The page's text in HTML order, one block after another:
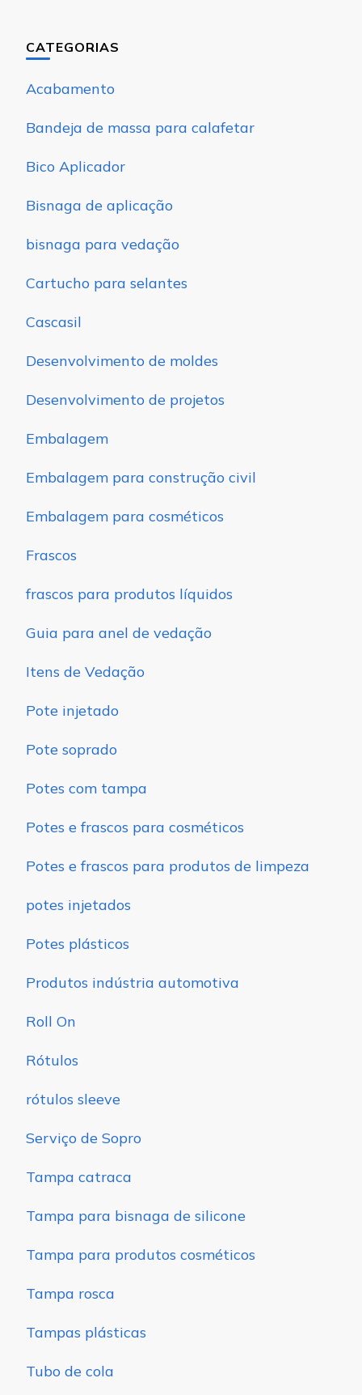
CATEGORIAS
Acabamento
Bandeja de massa para calafetar
Bico Aplicador
Bisnaga de aplicação
bisnaga para vedação
Cartucho para selantes
Cascasil
Desenvolvimento de moldes
Desenvolvimento de projetos
Embalagem
Embalagem para construção civil
Embalagem para cosméticos
Frascos
frascos para produtos líquidos
Guia para anel de vedação
Itens de Vedação
Pote injetado
Pote soprado
Potes com tampa
Potes e frascos para cosméticos
Potes e frascos para produtos de limpeza
potes injetados
Potes plásticos
Produtos indústria automotiva
Roll On
Rótulos
rótulos sleeve
Serviço de Sopro
Tampa catraca
Tampa para bisnaga de silicone
Tampa para produtos cosméticos
Tampa rosca
Tampas plásticas
Tubo de cola